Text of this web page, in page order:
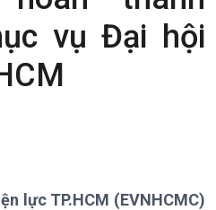
vụ Đại hội
lực TP.HCM (EVNHCMC)